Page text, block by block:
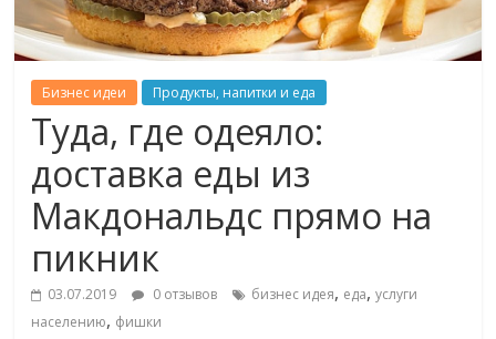
Бизнес идеи Продукты, напитки и еда
Туда, где одеяло:
доставка еды из
Макдональдс прямо на
пикник
03.07.2019 0 отзывов бизнес идея, еда,услуги
населению, фишки